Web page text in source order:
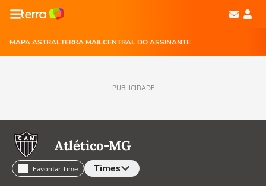
MAPA ASTRALTERRA MAILCENTRAL DO ASSINANTE
PUBLICIDADE
Atlético-MG
Favoritar Time Times